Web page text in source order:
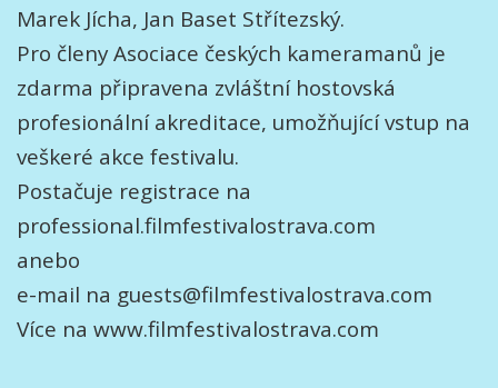
Marek Jícha, Jan Baset Střítezský.
Pro členy Asociace českých kameramanů je
zdarma připravena zvláštní hostovská
profesionální akreditace, umožňující vstup na
veškeré akce festivalu.
Postačuje registrace na
professional.filmfestivalostrava.com
anebo
e-mail na guests@filmfestivalostrava.com
Více na www.filmfestivalostrava.com